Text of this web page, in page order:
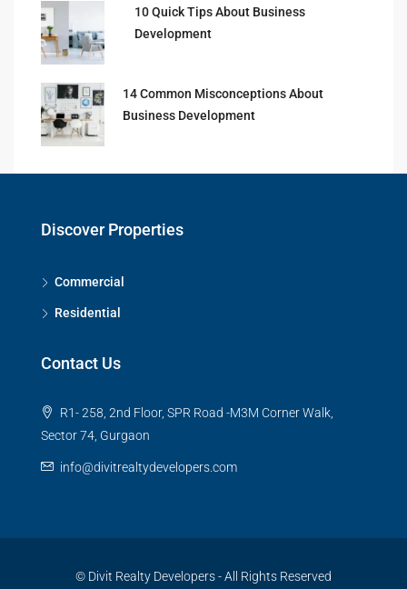
10 Quick Tips About Business
Development
14 Common Misconceptions About
Business Development
Discover Properties
Commercial
Residential
Contact Us
R1- 258, 2nd Floor, SPR Road -M3M Corner Walk,
Sector 74, Gurgaon
info@divitrealtydevelopers.com
© Divit Realty Developers - All Rights Reserved